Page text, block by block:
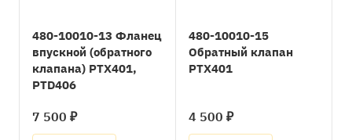
480-10010-13 Фланец
впускной (обратного
клапана) PTX401,
PTD406
7 500 ₽
480-10010-15
Обратный клапан
PTX401
4 500 ₽